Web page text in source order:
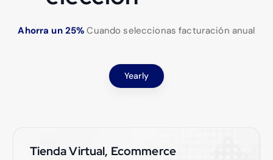
Ahorra un 25% Cuando seleccionas facturación anual
Yearly
Tienda Virtual, Ecommerce